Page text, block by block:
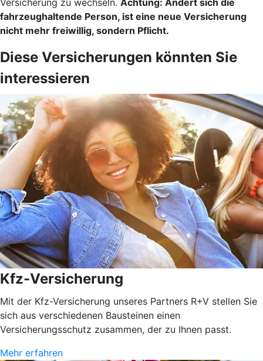
fahrzeughaltende Person, ist eine neue Versicherung
nicht mehr freiwillig, sondern Pflicht.
Diese Versicherungen könnten Sie
interessieren
Kfz-Versicherung
Mit der Kfz-Versicherung unseres Partners R+V stellen Sie
sich aus verschiedenen Bausteinen einen
Versicherungsschutz zusammen, der zu Ihnen passt.
Mehr erfahren